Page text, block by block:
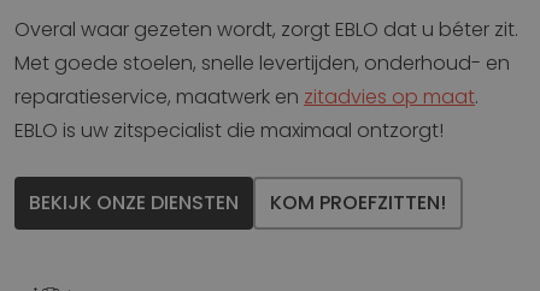
Overal waar gezeten wordt, zorgt EBLO dat u béter zit.
Met goede stoelen, snelle levertijden, onderhoud- en
reparatieservice, maatwerk en zitadvies op maat.
EBLO is uw zitspecialist die maximaal ontzorgt!
BEKIJK ONZE DIENSTEN KOM PROEFZITTEN!